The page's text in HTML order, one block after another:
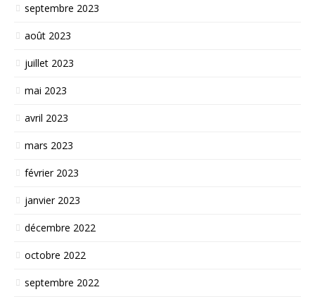
septembre 2023
août 2023
juillet 2023
mai 2023
avril 2023
mars 2023
février 2023
janvier 2023
décembre 2022
octobre 2022
septembre 2022